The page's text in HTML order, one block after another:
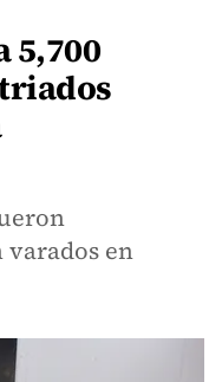
5,700
varados en